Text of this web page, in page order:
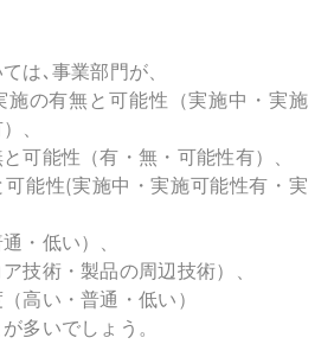
は､事業部門が、
の有無と可能性（実施中・実施
、
可能性（有・無・可能性有）、
能性(実施中・実施可能性有・実
・低い）、
技術・製品の周辺技術）、
高い・普通・低い）
多いでしょう。